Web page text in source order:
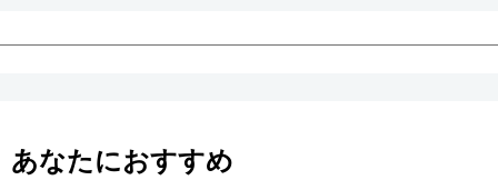
あなたにおすすめ